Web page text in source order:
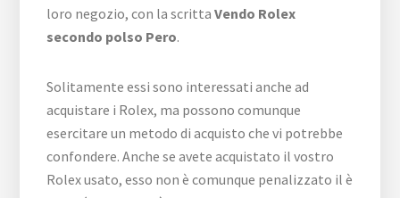
loro negozio, con la scrittaVendo Rolex
secondo polso Pero.
Solitamente essi sono interessati anche ad
acquistare i Rolex, ma possono comunque
esercitare un metodo di acquisto che vi potrebbe
confondere. Anche se avete acquistato il vostro
Rolex usato, esso non è comunque penalizzato il è